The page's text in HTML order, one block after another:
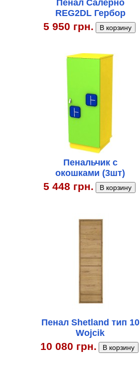
Пенал Салерно
REG2DL Гербор
5 950 грн.
Пенальчик с
окошками (3шт)
5 448 грн.
Пенал Shetland тип 10
Wojcik
10 080 грн.